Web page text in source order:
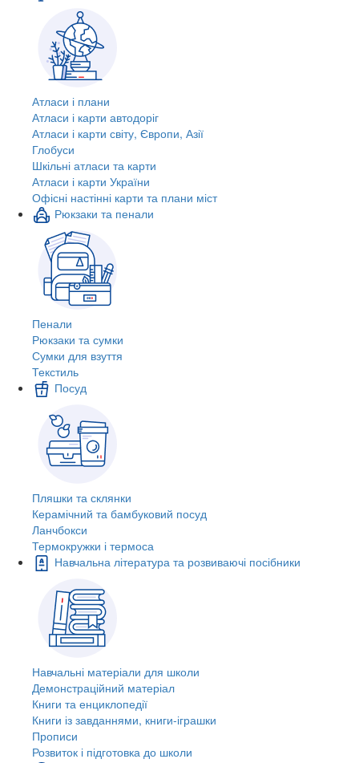
Атласи і плани
Атласи і карти автодоріг
Атласи і карти світу, Європи, Азії
Глобуси
Шкільні атласи та карти
Атласи і карти України
Офісні настінні карти та плани міст
Рюкзаки та пенали
Пенали
Рюкзаки та сумки
Сумки для взуття
Текстиль
Посуд
Пляшки та склянки
Керамічний та бамбуковий посуд
Ланчбокси
Термокружки і термоса
Навчальна література та розвиваючі посібники
Навчальні матеріали для школи
Демонстраційний матеріал
Книги та енциклопедії
Книги із завданнями, книги-іграшки
Прописи
Розвиток і підготовка до школи